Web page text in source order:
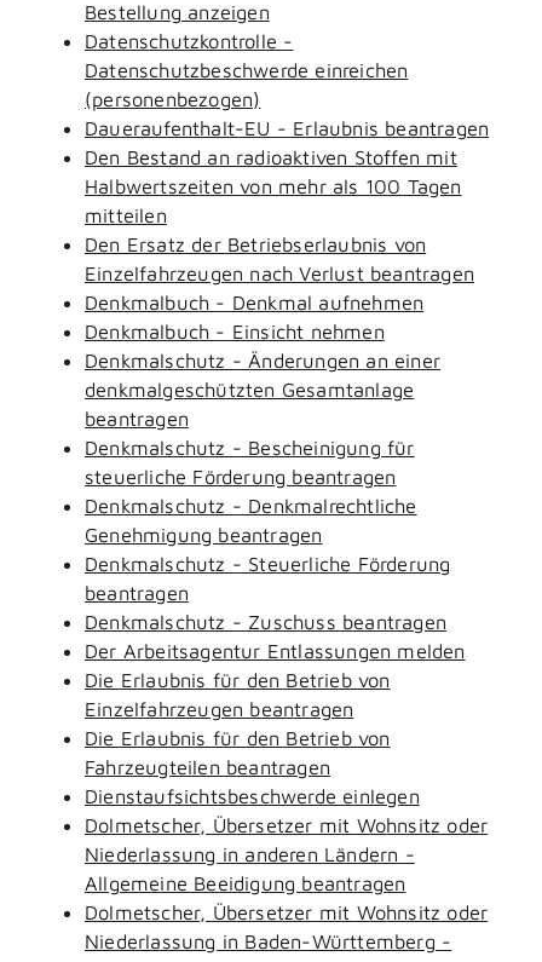
Bestellung anzeigen
Datenschutzkontrolle -
Datenschutzbeschwerde einreichen
(personenbezogen)
Daueraufenthalt-EU - Erlaubnis beantragen
Den Bestand an radioaktiven Stoffen mit
Halbwertszeiten von mehr als 100 Tagen
mitteilen
Den Ersatz der Betriebserlaubnis von
Einzelfahrzeugen nach Verlust beantragen
Denkmalbuch - Denkmal aufnehmen
Denkmalbuch - Einsicht nehmen
Denkmalschutz - Änderungen an einer
denkmalgeschützten Gesamtanlage
beantragen
Denkmalschutz - Bescheinigung für
steuerliche Förderung beantragen
Denkmalschutz - Denkmalrechtliche
Genehmigung beantragen
Denkmalschutz - Steuerliche Förderung
beantragen
Denkmalschutz - Zuschuss beantragen
Der Arbeitsagentur Entlassungen melden
Die Erlaubnis für den Betrieb von
Einzelfahrzeugen beantragen
Die Erlaubnis für den Betrieb von
Fahrzeugteilen beantragen
Dienstaufsichtsbeschwerde einlegen
Dolmetscher, Übersetzer mit Wohnsitz oder
Niederlassung in anderen Ländern -
Allgemeine Beeidigung beantragen
Dolmetscher, Übersetzer mit Wohnsitz oder
Niederlassung in Baden-Württemberg -